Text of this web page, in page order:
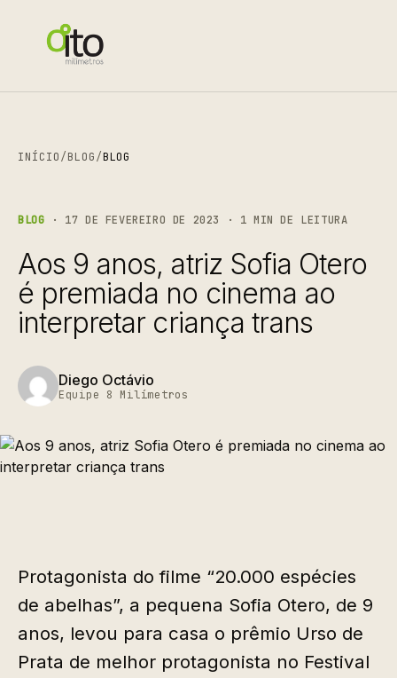
INÍCIO/BLOG/BLOG
BLOG · 17 DE FEVEREIRO DE 2023 · 1 MIN DE LEITURA
Aos 9 anos, atriz Sofia Otero
é premiada no cinema ao
interpretar criança trans
Diego Octávio
Equipe 8 Milímetros
Protagonista do filme “20.000 espécies
de abelhas”, a pequena Sofia Otero, de 9
anos, levou para casa o prêmio Urso de
Prata de melhor protagonista no Festival